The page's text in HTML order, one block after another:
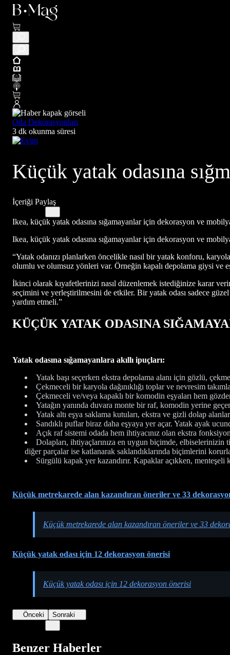
Oda Dekorasyonları
3 dk okunma süresi
Küçük yatak odasına
İçeriği Paylaş
Ikea, küçük yatak odasına sığamayanlar için dekorasyon ve
Ikea, küçük yatak odasına sığamayanlar için dekorasyon ve
“Yatak odanızı planlarken öncelikle nasıl bir yatak konforu,
olumlu ve olumsuz yönleri var. Örneğin kapalı depolama giysi ve
İkinci olarak kıyafetlerinizi nasıl düzenlemek istediğinize karar
seçimini ve yerleştirilmesini de etkiler. Bir yatak odası sadece güzel
yardım etmeli.”
KÜÇÜK YATAK ODASINA
Yatak odasına sığamayanlara akıllı ipuçları:
Yatak başı seçerken ekstra depolama alanı için gözlü,
Çekmeceli bir karyola dağınıklığı toplar ve nevresim
Çekmeceli ve/veya kapaklı bir komodin eşyaları hem
Yatağın yanında duvara monte bir raf, komodin yerine
Yatak altı eşya saklama kutuları, ekstra ve gizli dolap
Sandıklı puflar biraz daha eşyaya yer açar. Yatak ayak
Açık raf sistemi odada hem ihtiyacınız olan ekstra
Dolapları, ihtiyaçlarınıza en uygun biçimde, elbiselerinizin
diğer parçalar ise katlanarak saklandıklarında biçimlerini
Sürgülü kapak yer kazandırır. Kapaklar açıkken,
Küçük metrekarede alan kazandıran öneriler ve 33
Küçük metrekarede alan kazandıran öneriler ve 33
Küçük yatak odası için 12 dekorasyon önerisi
Küçük yatak odası için 12 dekorasyon önerisi
Önceki Sonraki
Benzer Haberler